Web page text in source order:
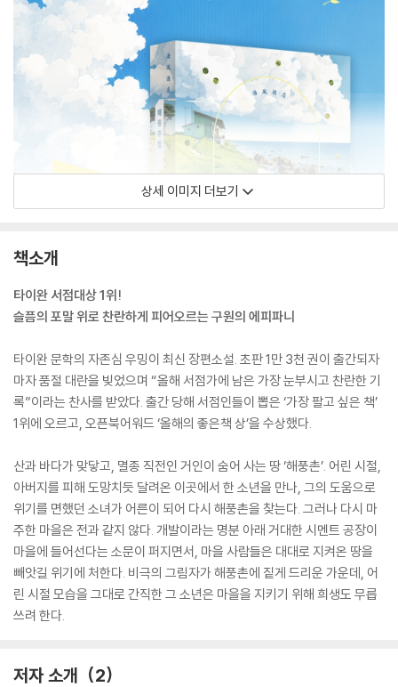
상세 이미지 더보기
책소개
타이완 서점대상 1위!
슬픔의 포말 위로 찬란하게 피어오르는 구원의 에피파니
타이완 문학의 자존심 우밍이 최신 장편소설. 초판 1만 3천 권이 출간되자
마자 품절 대란을 빚었으며 “올해 서점가에 남은 가장 눈부시고 찬란한 기
록”이라는 찬사를 받았다. 출간 당해 서점인들이 뽑은 ‘가장 팔고 싶은 책’
1위에 오르고, 오픈북어워드 ‘올해의 좋은책 상’을 수상했다.
산과 바다가 맞닿고, 멸종 직전인 거인이 숨어 사는 땅 ‘해풍촌’. 어린 시절,
아버지를 피해 도망치듯 달려온 이곳에서 한 소년을 만나, 그의 도움으로
위기를 면했던 소녀가 어른이 되어 다시 해풍촌을 찾는다. 그러나 다시 마
주한 마을은 전과 같지 않다. 개발이라는 명분 아래 거대한 시멘트 공장이
마을에 들어선다는 소문이 퍼지면서, 마을 사람들은 대대로 지켜온 땅을
빼앗길 위기에 처한다. 비극의 그림자가 해풍촌에 짙게 드리운 가운데, 어
린 시절 모습을 그대로 간직한 그 소년은 마을을 지키기 위해 희생도 무릅
쓰려 한다.
저자 소개 2